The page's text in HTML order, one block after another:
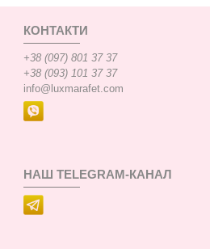
КОНТАКТИ
+38 (097) 801 37 37
+38 (093) 101 37 37
info@luxmarafet.com
НАШ TELEGRAM-КАНАЛ